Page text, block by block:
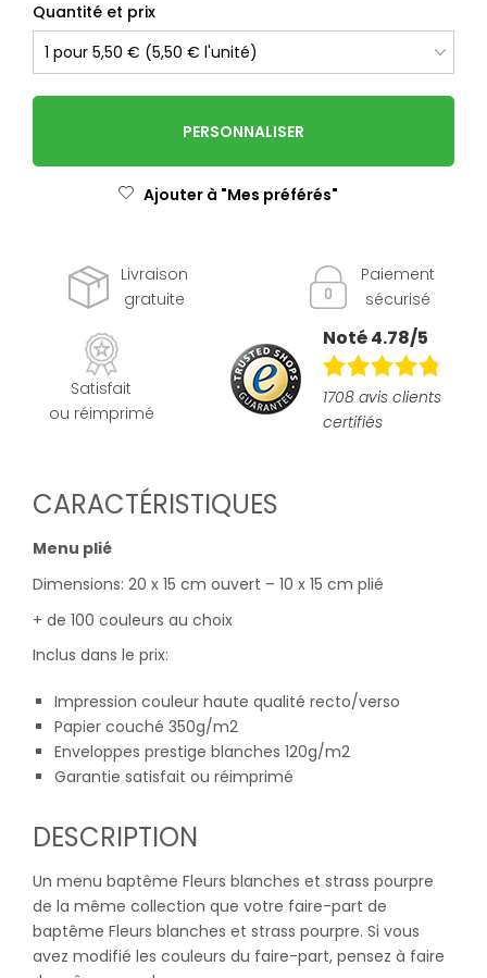
Quantité et prix
PERSONNALISER
Ajouter à "Mes préférés"
Livraison
gratuite
Paiement
sécurisé
Satisfait
ou réimprimé
Noté 4.78/5
1708 avis clients
certifiés
CARACTÉRISTIQUES
Menu plié
Dimensions: 20 x 15 cm ouvert – 10 x 15 cm plié
+ de 100 couleurs au choix
Inclus dans le prix:
Impression couleur haute qualité recto/verso
Papier couché 350g/m2
Enveloppes prestige blanches 120g/m2
Garantie satisfait ou réimprimé
DESCRIPTION
Un menu baptême Fleurs blanches et strass pourpre
de la même collection que votre faire-part de
baptême Fleurs blanches et strass pourpre. Si vous
avez modifié les couleurs du faire-part, pensez à faire